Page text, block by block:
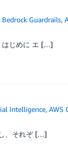
Guardrails,
はじめに エ […]
Intelligence,AWS
、それぞ […]